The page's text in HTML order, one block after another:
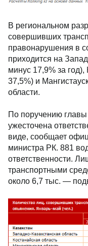
В региональном
совершивших
правонарушения в
приходится на
минус 17,9% за
37,5%) и
области.
По поручению главы
ужесточена
виде, сообщает
министра РК. 881
ответственности.
транспортными
около 6,7 тыс. —